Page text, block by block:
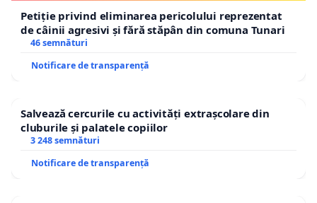
Petiție privind eliminarea pericolului reprezentat
de câinii agresivi și fără stăpân din comuna Tunari
46 semnături
Notificare de transparență
Salvează cercurile cu activități extrașcolare din
cluburile și palatele copiilor
3 248 semnături
Notificare de transparență